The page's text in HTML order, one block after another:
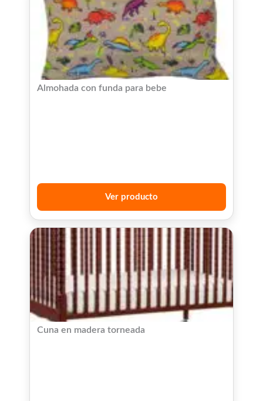
Almohada con funda para bebe
Ver producto
Cuna en madera torneada